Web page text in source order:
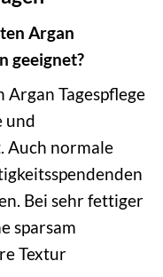
Argan
geeignet?
Argan Tagespflege
und
Auch normale
Bei sehr fettiger
sparsam
Textur